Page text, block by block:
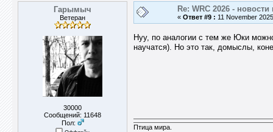
Гарымыч
Ветеран
30000
Сообщений: 11648
Пол:
Re: WRC 2026 - новости
« Ответ #9 : 11 November
Нуу, по аналогии с тем же Юки
научатся). Но это так, домыслы,
Птица мира.